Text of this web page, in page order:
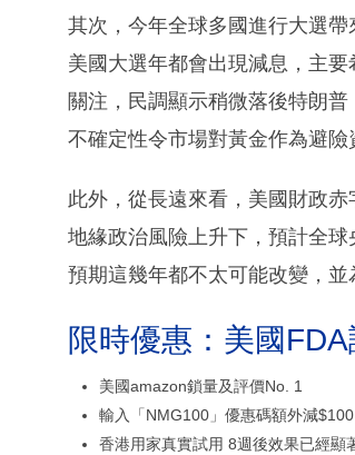
其次，今年全球多國進行大選
美國大選年都會出現減息，主
關注，民調顯示稍微落後特朗
不確定性令市場對黃金作為避險
此外，從長遠來看，美國財政
地緣政治風險上升下，預計全
預期這幾年都不太可能改變，並
限時優惠：美國
美國amazon鎖量及評價No. 1
輸入「NMG100」優惠碼額外減$100
香港用家真實試用 8週後效果已經顯